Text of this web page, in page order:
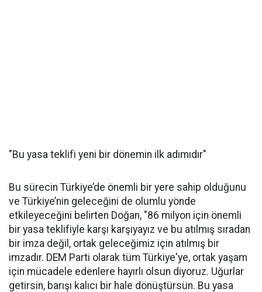
"Bu yasa teklifi yeni bir dönemin ilk adımıdır"
Bu sürecin Türkiye’de önemli bir yere sahip olduğunu
ve Türkiye’nin geleceğini de olumlu yönde
etkileyeceğini belirten Doğan, "86 milyon için önemli
bir yasa teklifiyle karşı karşıyayız ve bu atılmış sıradan
bir imza değil, ortak geleceğimiz için atılmış bir
imzadır. DEM Parti olarak tüm Türkiye'ye, ortak yaşam
için mücadele edenlere hayırlı olsun diyoruz. Uğurlar
getirsin, barışı kalıcı bir hale dönüştürsün. Bu yasa